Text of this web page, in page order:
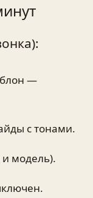
—
с тонами.
и модель).